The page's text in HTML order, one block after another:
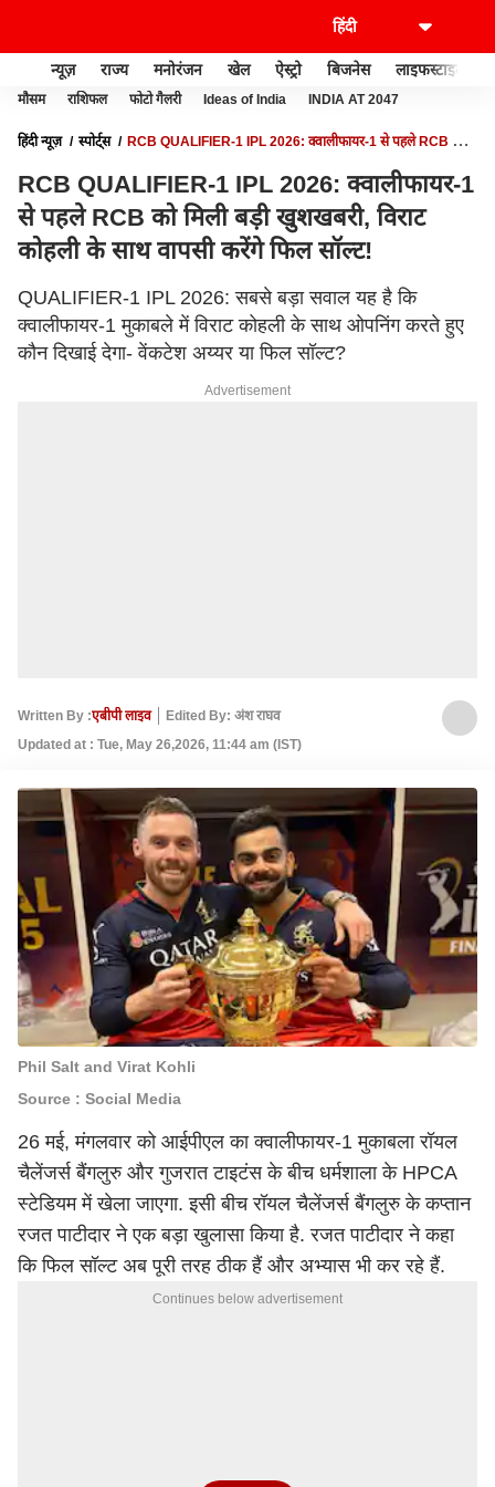
न्यूज़ राज्य मनोरंजन खेल ऐस्ट्रो बिजनेस लाइफस्टाइल
मौसम राशिफल फोटो गैलरी Ideas of India INDIA AT 2047
हिंदी न्यूज़ स्पोर्ट्स
RCB QUALIFIER-1 IPL 2026: क्वालीफायर-1 से पहले RCB को
RCB QUALIFIER-1 IPL 2026: क्वालीफायर-1
से पहले RCB को मिली बड़ी खुशखबरी, विराट
कोहली के साथ वापसी करेंगे फिल सॉल्ट!
QUALIFIER-1 IPL 2026: सबसे बड़ा सवाल यह है कि
क्वालीफायर-1 मुकाबले में विराट कोहली के साथ ओपनिंग करते हुए
कौन दिखाई देगा- वेंकटेश अय्यर या फिल सॉल्ट?
Advertisement
Written By :एबीपी लाइव
Edited By: अंश राघव
Updated at : Tue, May 26,2026, 11:44 am (IST)
Phil Salt and Virat Kohli
Source : Social Media
26 मई, मंगलवार को आईपीएल का क्वालीफायर-1 मुकाबलारॉयल
चैलेंजर्स बैंगलुरु और गुजरात टाइटंस के बीच धर्मशाला के HPCA
स्टेडियम में खेला जाएगा. इसी बीच रॉयल चैलेंजर्स बैंगलुरु के कप्तान
रजत पाटीदार ने एक बड़ा खुलासा किया है. रजत पाटीदार ने कहा
कि फिल सॉल्ट अब पूरी तरह ठीक हैं और अभ्यास भी कर रहे हैं.
Continues below advertisement